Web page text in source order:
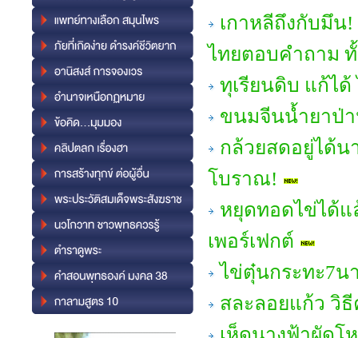
เกาหลีถึงกับมึน!
ไทยตอบคำถาม ทั้
ทุเรียนดิบ แก้ได้
ขนมจีนน้ำยาป่า
กล้วยสดอยู่ได้น
โบราณ!
หยุดทอดไข่ได้แ
เพอร์เฟกต์
ไข่ตุ๋นกระทะ7น
สละลอยแก้ว วิ